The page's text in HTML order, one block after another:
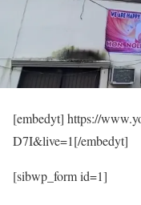
[embedyt] https://
D7I&live=1[/embedyt]
[sibwp_form id=1]